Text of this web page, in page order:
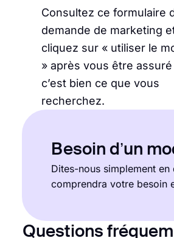
Consultez ce formulaire
demande de marketing
cliquez sur « utiliser le
» après vous être
c’est bien ce que vous
recherchez.
Besoin d’un
Dites-nous simplement
comprendra votre besoin
Questions